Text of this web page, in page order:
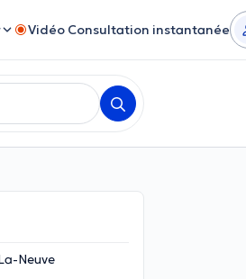
Vidéo Consultation instantanée
Neuve